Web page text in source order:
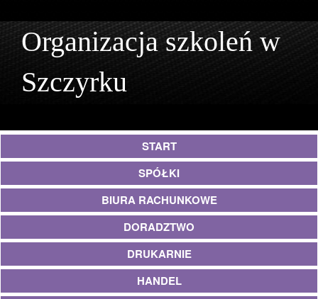
Organizacja szkoleń w
Szczyrku
START
SPÓŁKI
BIURA RACHUNKOWE
DORADZTWO
DRUKARNIE
HANDEL